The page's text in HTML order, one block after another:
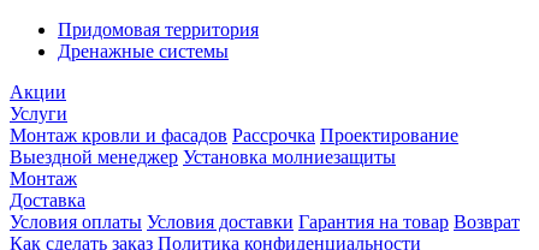
Придомовая территория
Дренажные системы
Акции
Услуги
Монтаж кровли и фасадов Рассрочка Проектирование
Выездной менеджер Установка молниезащиты
Монтаж
Доставка
Условия оплаты Условия доставки Гарантия на товар Возврат
Как сделать заказ Политика конфиденциальности